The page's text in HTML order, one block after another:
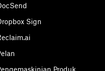
Sign
Produk